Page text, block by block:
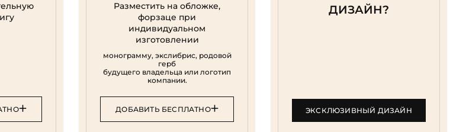
Разместить на обложке,
форзаце при
индивидуальном
изготовлении
монограмму, экслибрис, родовой
герб
будущего владельца или логотип
компании.
ДОБАВИТЬ БЕСПЛАТНО
ДИЗАЙН?
ЭКСКЛЮЗИВНЫЙ ДИЗАЙН